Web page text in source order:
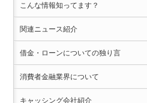
こんな情報知ってます？
関連ニュース紹介
借金・ローンについての独り言
消費者金融業界について
キャッシング会社紹介